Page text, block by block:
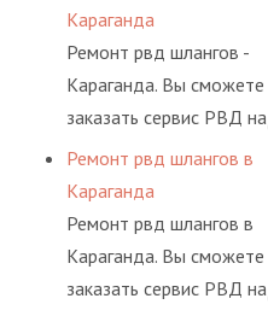
Караганда
Ремонт рвд шлангов -
Караганда. Вы сможете
заказать сервис РВД на
разовой основе либо на
условиях
долговременного
комплексного
обслуживания
Ремонт рвд шлангов в
Караганда
Ремонт рвд шлангов в
Караганда. Вы сможете
заказать сервис РВД на